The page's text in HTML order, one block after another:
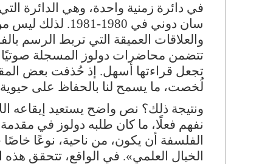
في دائرة زمنية واحدة، وهي الدائرة
سان دوني في
والعلاقات العميقة التي تربط الرسم
تتضمن محاضرات دولوز المسجلة صوتيًا
تجعل قراءتها أسهل. إذ حُذفت بعض
لُخصت، ما يسمح لنا بالحفاظ على
ونتيجة ذلك؟ نص واضح يستعيد إيقاعه
الفلسفة أن يكون، من ناحية، نوعًا
الخيال العلمي». في الواقع، تتحقق